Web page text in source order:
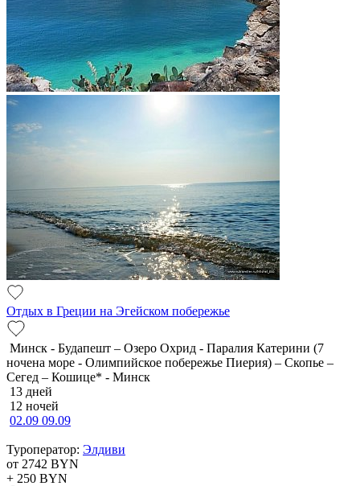
Отдых в Греции на Эгейском побережье
Минск - Будапешт – Озеро Охрид - Паралия Катерини (7
ночена море - Олимпийское побережье Пиерия) – Скопье –
Сегед – Кошице* - Минск
13 дней
12 ночей
02.09 09.09
Туроператор: Элдиви
от 2742 BYN
+ 250 BYN